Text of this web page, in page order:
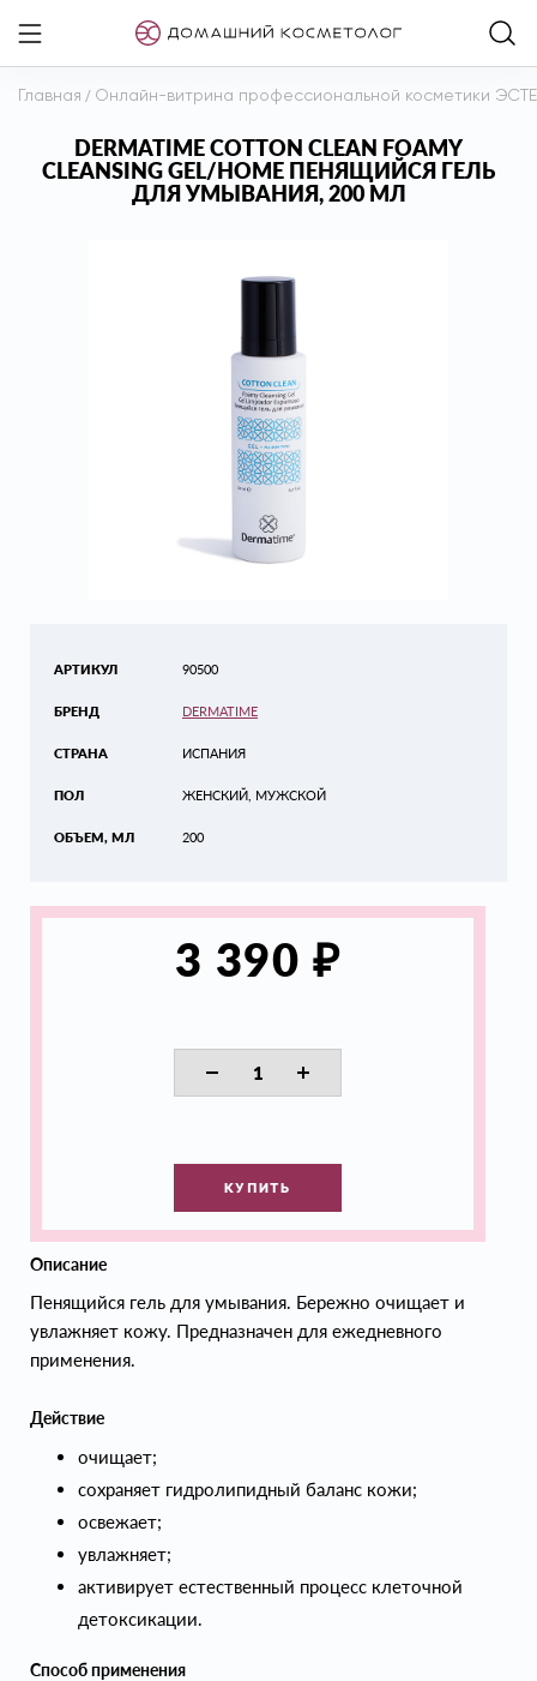
Главная / Онлайн-витрина профессиональной косметики
DERMATIME COTTON CLEAN FOAMY
CLEANSING GEL/HOME ПЕНЯЩИЙСЯ ГЕЛЬ
ДЛЯ УМЫВАНИЯ, 200 МЛ
АРТИКУЛ
БРЕНД
СТРАНА
ПОЛ
ОБЪЕМ, МЛ
90500
DERMATIME
ИСПАНИЯ
ЖЕНСКИЙ, МУЖСКОЙ
200
3 390 ₽
КУПИТЬ
Описание
Пенящийся гель для умывания. Бережно очищает и
увлажняет кожу. Предназначен для ежедневного
применения.
Действие
очищает;
сохраняет гидролипидный баланс кожи;
освежает;
увлажняет;
активирует естественный процесс клеточной
детоксикации.
Способ применения